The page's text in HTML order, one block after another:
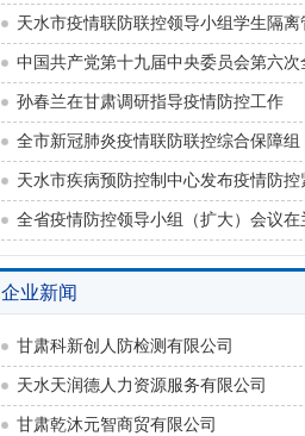
孙春兰在甘肃调研指导疫情防控工作
天水市疾病预防控制中心发布疫情防控
全省疫情防控领导小组（扩大）会议在
企业新闻
甘肃科新创人防检测有限公司
天水天润德人力资源服务有限公司
甘肃乾沐元智商贸有限公司